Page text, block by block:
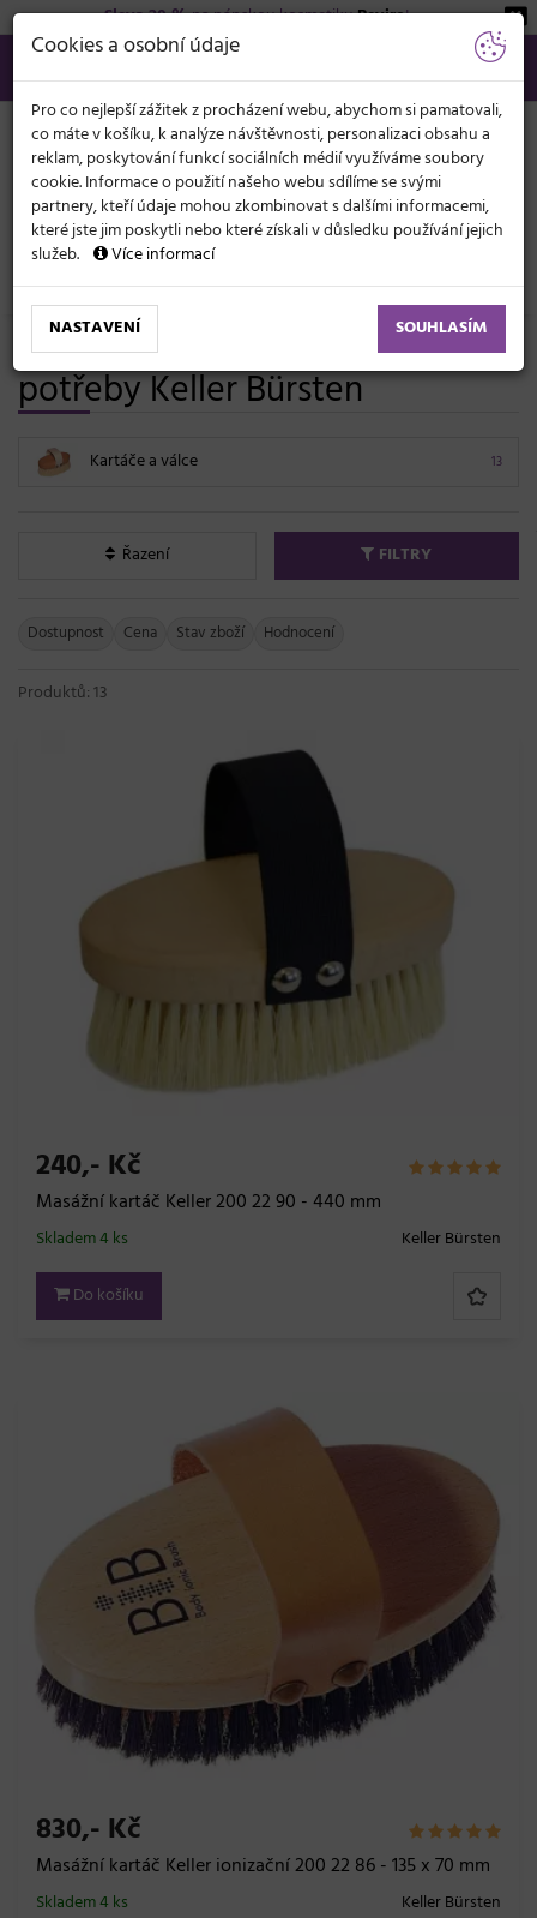
Sleva 20 %na pánskou kosmetikuBeviro!
566 440 099
info@svetkadernictvi.cz
Po−pá: 8−17
Vše o nákupu Kč
KATEGORIE
MENU
Masérské potřeby
Vybavení pro maséry, masérské
potřeby Keller Bürsten
13
Kartáče a válce
Řazení FILTRY
Dostupnost Cena Stav zboží Hodnocení
Produktů: 13
240,- Kč
Masážní kartáč Keller 200 22 90 - 440 mm
Keller Bürsten
Skladem 4 ks
Do košíku
830,- Kč
Masážní kartáč Keller ionizační 200 22 86 - 135 x 70 mm
Keller Bürsten
Skladem 4 ks
Cookies a osobní údaje
Pro co nejlepší zážitek z procházení webu, abychom si pamatovali,
co máte v košíku, k analýze návštěvnosti, personalizaci obsahu a
reklam, poskytování funkcí sociálních médií využíváme soubory
cookie. Informace o použití našeho webu sdílíme se svými
partnery, kteří údaje mohou zkombinovat s dalšími informacemi,
které jste jim poskytli nebo které získali v důsledku používání jejich
služeb.
Více informací
NASTAVENÍ SOUHLASÍM